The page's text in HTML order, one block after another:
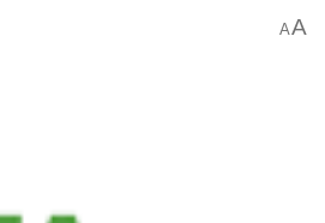
AA